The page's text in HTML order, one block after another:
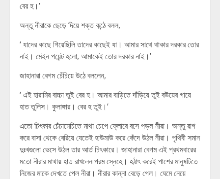
বের হ।’
অন্তু নীরাকে ছেড়ে দিয়ে শক্ত কন্ঠে বলল,
‘ যাদের কাছে গিয়েছিলি তাদের কাছেই যা। আমার সাথে থাকার দরকার তোর
নাই। মেইন পয়েন্ট হলো, আমাকেই তোর দরকার নাই।’
জাহানারা বেগম চেঁচিয়ে উঠে বললেন,
‘ এই হারামির বাচ্চা তুই বের হ। আমার বাড়িতে দাঁড়িয়ে তুই বউয়ের গায়ে
হাত তুলিস। কুলাঙ্গার। বের হ তুই।’
এতো চিৎকার চেঁচামেচিতে মাথা চেপে ফ্লোরে বসে পড়ল নীরা। অন্তু রাগ
করে বাসা থেকে বেরিয়ে যেতেই হাউমাউ করে কেঁদে উঠল নীরা। পৃথিবী সমান
দুঃখগুলো ভেসে উঠল তার আর্ত চিৎকারে। জাহানারা বেগম এই প্রথমবারের
মতো নীরার মাথায় হাত রাখলেন পরম স্নেহে। হঠাৎ করেই পাশের মানুষটিতে
নিজের মাকে দেখতে পেল নীরা। নীরার কান্না বেড়ে গেল। ঘেমে নেয়ে